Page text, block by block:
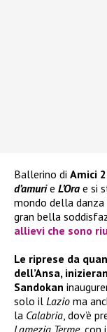
Ballerino di Amici
d’amurie L’Ora e si
mondo della
gran bella
allievi che sono
Le riprese da
dell’Ansa,
Sandokan
solo il Lazio ma
la Calabria, dov’è